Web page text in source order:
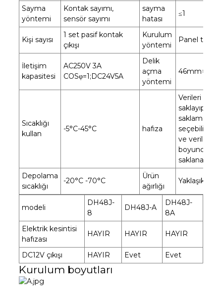
Sayma
yöntemi
Kontak sayımı,
sensör sayımı
sayma
hatası
≤1
Kişi sayısı
1 set pasif kontak
çıkışı
Kurulum
yöntemi
Panel tipi
İletişim
kapasitesi
AC250V 3A
COSφ=1;DC24V5A
Delik
açma
yöntemi
Sıcaklığı
kullan
-5°C-45°C hafıza
Verileri
saklayıp
seçebilirsiniz
ve veriler 10
boyunca
Depolama
sıcaklığı
-20°C -70°C
Ürün
ağırlığı
Yaklaşık
modeli
DH48J-
8
DH48J-A
DH48J-
8A
Elektrik kesintisi
hafızası
HAYIR HAYIR HAYIR
DC12V çıkışı HAYIR Evet Evet
Kurulum boyutları